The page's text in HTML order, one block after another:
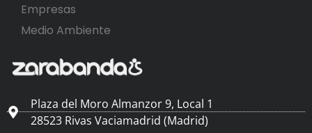
Empresas
Medio Ambiente
Plaza del Moro Almanzor 9, Local 1
28523 Rivas Vaciamadrid (Madrid)